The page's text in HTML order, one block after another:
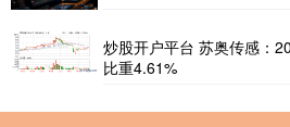
炒股开户平台 苏奥传感：
比重4.61%